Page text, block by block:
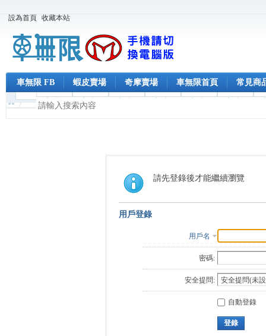
設為首頁 收藏本站
車無限 FB 蝦皮賣場 奇摩賣場 車無限首頁 常見商
請先登錄後才能繼續瀏覽
用戶登錄
用戶名
密碼:
安全提問:
自動登錄
登錄